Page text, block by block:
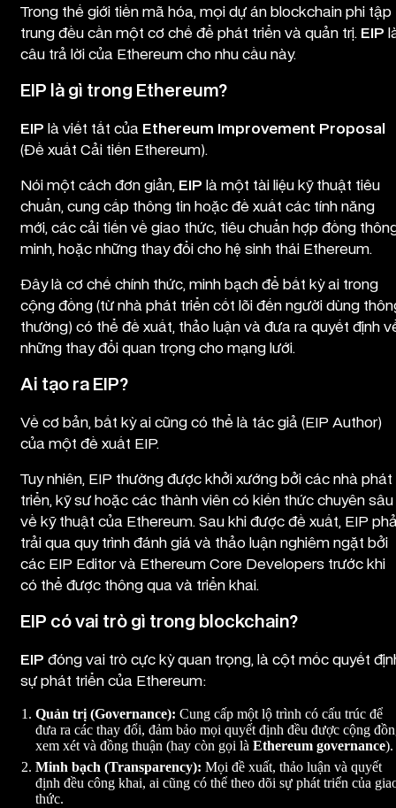
Trong thế giới tiền mã hóa, mọi dự án blockchain phi tập
trung đều cần một cơ chế để phát triển và quản trị. EIP
câu trả lời của Ethereum cho nhu cầu này.
EIP là gì trong Ethereum?
EIP là viết tắt của Ethereum Improvement Proposal
(Đề xuất Cải tiến Ethereum).
Nói một cách đơn giản, EIP là một tài liệu kỹ thuật tiêu
chuẩn, cung cấp thông tin hoặc đề xuất các tính năng
mới, các cải tiến về giao thức, tiêu chuẩn hợp đồng
minh, hoặc những thay đổi cho hệ sinh thái Ethereum.
Đây là cơ chế chính thức, minh bạch để bất kỳ ai trong
cộng đồng (từ nhà phát triển cốt lõi đến người dùng
thường) có thể đề xuất, thảo luận và đưa ra quyết định
những thay đổi quan trọng cho mạng lưới.
Ai tạo ra EIP?
Về cơ bản, bất kỳ ai cũng có thể là tác giả (EIP Author)
của một đề xuất EIP.
Tuy nhiên, EIP thường được khởi xướng bởi các nhà phát
triển, kỹ sư hoặc các thành viên có kiến thức chuyên sâu
về kỹ thuật của Ethereum. Sau khi được đề xuất, EIP
trải qua quy trình đánh giá và thảo luận nghiêm ngặt bởi
các EIP Editor và Ethereum Core Developers trước khi
có thể được thông qua và triển khai.
EIP có vai trò gì trong blockchain?
EIP đóng vai trò cực kỳ quan trọng, là cột mốc quyết
sự phát triển của Ethereum:
Quản trị (Governance): Cung cấp một lộ trình có cấu trúc để
đưa ra các thay đổi, đảm bảo mọi quyết định đều được cộng
xem xét và đồng thuận (hay còn gọi là Ethereum governance).
Minh bạch (Transparency): Mọi đề xuất, thảo luận và quyết
định đều công khai, ai cũng có thể theo dõi sự phát triển của
thức.